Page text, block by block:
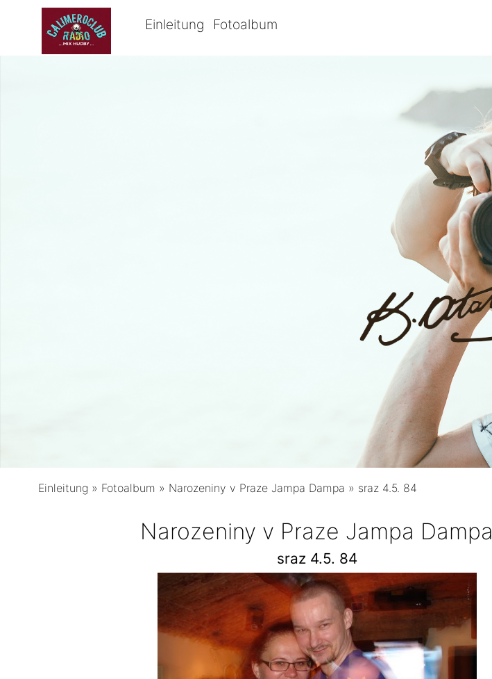
Einleitung Fotoalbum
Einleitung » Fotoalbum » Narozeniny v Praze Jampa Dampa » sraz 4.5. 84
Narozeniny v Praze Jampa Dampa
sraz 4.5. 84